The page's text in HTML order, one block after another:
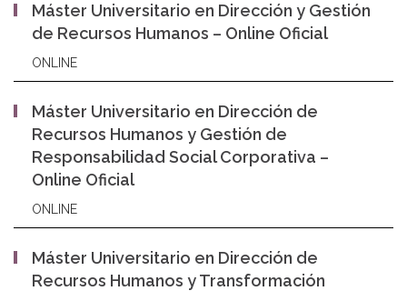
Máster Universitario en Dirección y Gestión
de Recursos Humanos – Online Oficial
ONLINE
Máster Universitario en Dirección de
Recursos Humanos y Gestión de
Responsabilidad Social Corporativa –
Online Oficial
ONLINE
Máster Universitario en Dirección de
Recursos Humanos y Transformación